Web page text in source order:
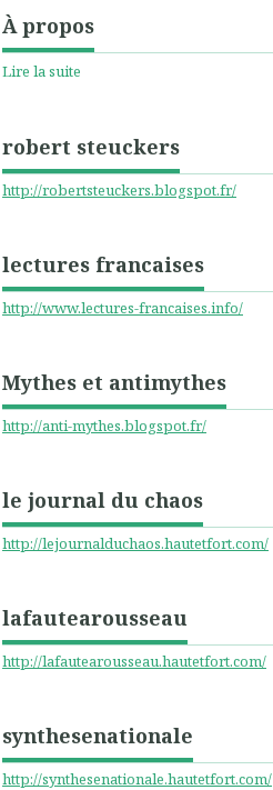
À propos
Lire la suite
robert steuckers
http://robertsteuckers.blogspot.fr/
lectures francaises
http://www.lectures-francaises.info/
Mythes et antimythes
http://anti-mythes.blogspot.fr/
le journal du chaos
http://lejournalduchaos.hautetfort.com/
lafautearousseau
http://lafautearousseau.hautetfort.com/
synthesenationale
http://synthesenationale.hautetfort.com/